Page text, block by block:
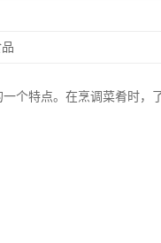
个特点。在烹调菜肴时，